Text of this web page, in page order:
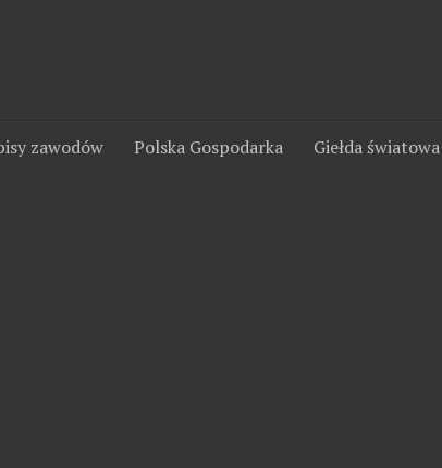
zawodów Polska Gospodarka Giełda światowa